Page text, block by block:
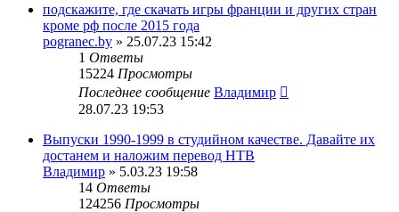
подскажите, где скачать игры франции и других стран
кроме рф после 2015 года
pogranec.by » 25.07.23 15:42
1 Ответы
15224 Просмотры
Последнее сообщение Владимир
28.07.23 19:53
Выпуски 1990-1999 в студийном качестве. Давайте их
достанем и наложим перевод НТВ
Владимир » 5.03.23 19:58
14 Ответы
124256 Просмотры